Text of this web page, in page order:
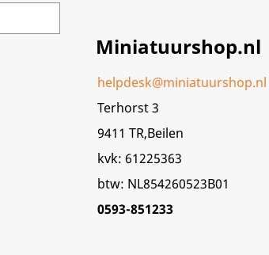
Miniatuurshop.nl
helpdesk@miniatuurshop.nl
Terhorst 3
9411 TR,Beilen
kvk: 61225363
btw: NL854260523B01
0593-851233